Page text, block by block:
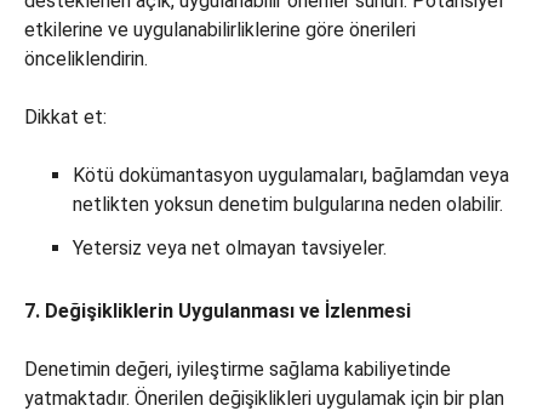
etkilerine ve uygulanabilirliklerine göre önerileri
önceliklendirin.
Dikkat et:
Kötü dokümantasyon uygulamaları, bağlamdan veya
netlikten yoksun denetim bulgularına neden olabilir.
Yetersiz veya net olmayan tavsiyeler.
7. Değişikliklerin Uygulanması ve İzlenmesi
Denetimin değeri, iyileştirme sağlama kabiliyetinde
yatmaktadır. Önerilen değişiklikleri uygulamak için bir plan